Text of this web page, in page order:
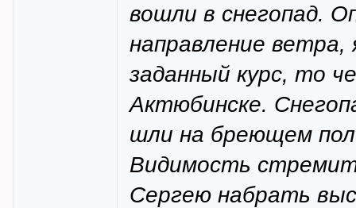
вошли в снегопад.
направление
заданный курс, то
Актюбинске.
шли на бреющем
Видимость
Сергею набрать